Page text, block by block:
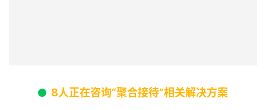
8人正在咨询“聚合接待”相关解决方案